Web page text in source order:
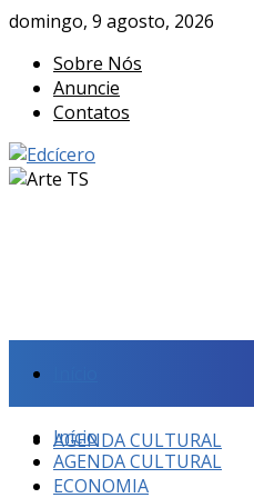
domingo, 9 agosto, 2026
Sobre Nós
Anuncie
Contatos
AGENDA CULTURAL
Início
AGENDA CULTURAL
ECONOMIA